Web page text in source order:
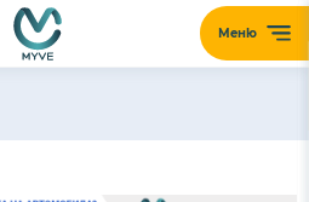
Меню